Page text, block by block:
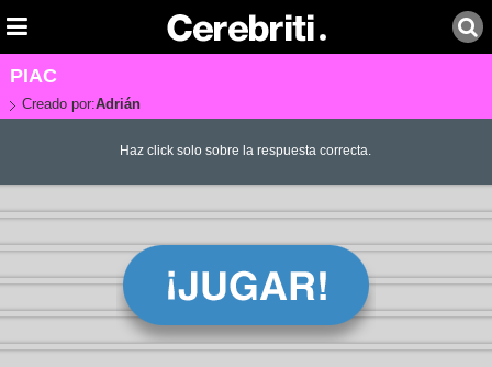
PIAC
Creado por:Adrián
Haz click solo sobre la respuesta correcta.